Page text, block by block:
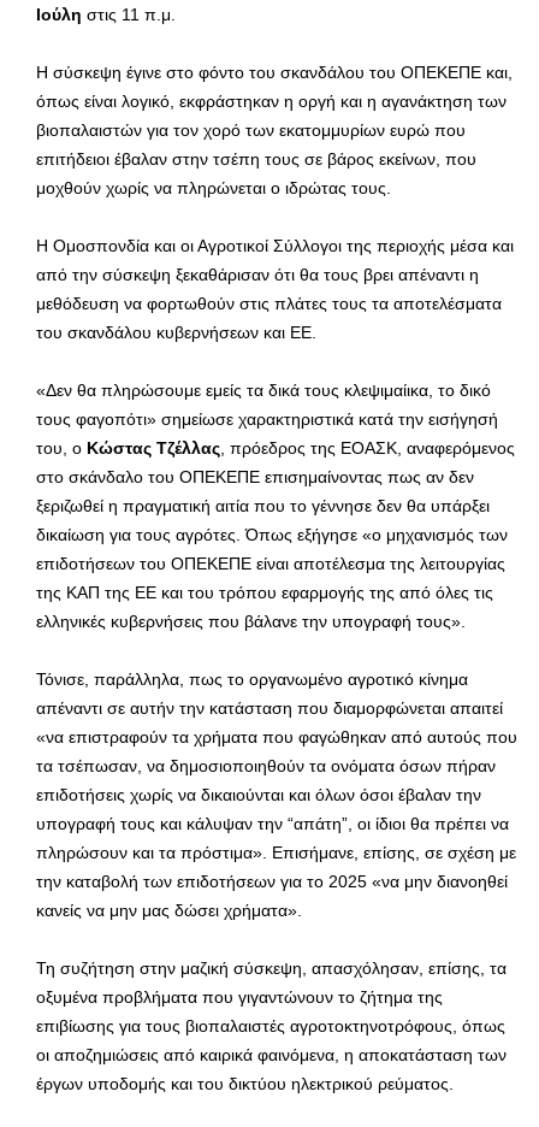
Ιούλη στις 11 π.μ.
Η σύσκεψη έγινε στο φόντο του σκανδάλου του ΟΠΕΚΕΠΕ και,
όπως είναι λογικό, εκφράστηκαν η οργή και η αγανάκτηση των
βιοπαλαιστών για τον χορό των εκατομμυρίων ευρώ που
επιτήδειοι έβαλαν στην τσέπη τους σε βάρος εκείνων, που
μοχθούν χωρίς να πληρώνεται ο ιδρώτας τους.
Η Ομοσπονδία και οι Αγροτικοί Σύλλογοι της περιοχής μέσα και
από την σύσκεψη ξεκαθάρισαν ότι θα τους βρει απέναντι η
μεθόδευση να φορτωθούν στις πλάτες τους τα αποτελέσματα
του σκανδάλου κυβερνήσεων και ΕΕ.
«Δεν θα πληρώσουμε εμείς τα δικά τους κλεψιμαίικα, το δικό
τους φαγοπότι» σημείωσε χαρακτηριστικά κατά την εισήγησή
του, ο Κώστας Τζέλλας , πρόεδρος της ΕΟΑΣΚ, αναφερόμενος
στο σκάνδαλο του ΟΠΕΚΕΠΕ επισημαίνοντας πως αν δεν
ξεριζωθεί η πραγματική αιτία που το γέννησε δεν θα υπάρξει
δικαίωση για τους αγρότες. Όπως εξήγησε «ο μηχανισμός των
επιδοτήσεων του ΟΠΕΚΕΠΕ είναι αποτέλεσμα της λειτουργίας
της ΚΑΠ της ΕΕ και του τρόπου εφαρμογής της από όλες τις
ελληνικές κυβερνήσεις που βάλανε την υπογραφή τους».
Τόνισε, παράλληλα, πως το οργανωμένο αγροτικό κίνημα
απέναντι σε αυτήν την κατάσταση που διαμορφώνεται απαιτεί
«να επιστραφούν τα χρήματα που φαγώθηκαν από αυτούς που
τα τσέπωσαν, να δημοσιοποιηθούν τα ονόματα όσων πήραν
επιδοτήσεις χωρίς να δικαιούνται και όλων όσοι έβαλαν την
υπογραφή τους και κάλυψαν την “απάτη”, οι ίδιοι θα πρέπει να
πληρώσουν και τα πρόστιμα». Επισήμανε, επίσης, σε σχέση με
την καταβολή των επιδοτήσεων για το 2025 «να μην διανοηθεί
κανείς να μην μας δώσει χρήματα».
Τη συζήτηση στην μαζική σύσκεψη, απασχόλησαν, επίσης, τα
οξυμένα προβλήματα που γιγαντώνουν το ζήτημα της
επιβίωσης για τους βιοπαλαιστές αγροτοκτηνοτρόφους, όπως
οι αποζημιώσεις από καιρικά φαινόμενα, η αποκατάσταση των
έργων υποδομής και του δικτύου ηλεκτρικού ρεύματος.